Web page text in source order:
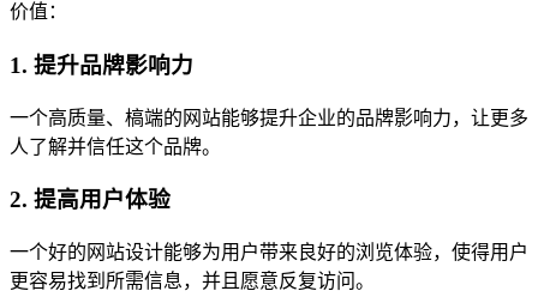
价值：
1. 提升品牌影响力
一个高质量、槁端的网站能够提升企业的品牌影响力，让更多
人了解并信任这个品牌。
2. 提高用户体验
一个好的网站设计能够为用户带来良好的浏览体验，使得用户
更容易找到所需信息，并且愿意反复访问。